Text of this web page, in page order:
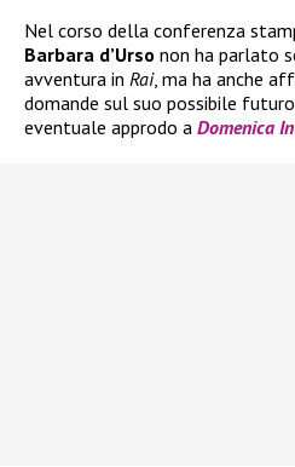
Nel corso della conferenza
Barbara d’Urso non ha parlato
avventura in Rai, ma ha anche
domande sul suo possibile
eventuale approdo a Domenica In